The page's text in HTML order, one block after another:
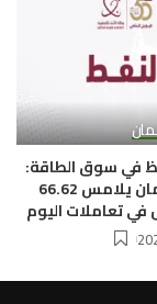
في سوق الطاقة:
سعر نفط عُمان يلامس 66.62
في تعاملات اليوم